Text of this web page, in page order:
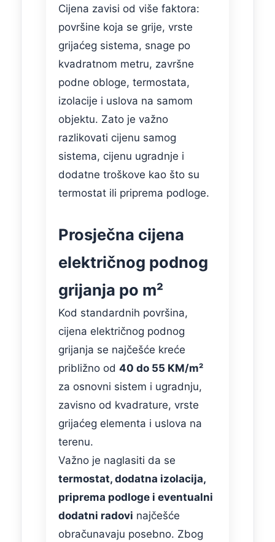
Cijena zavisi od više faktora:
površine koja se grije, vrste
grijaćeg sistema, snage po
kvadratnom metru, završne
podne obloge, termostata,
izolacije i uslova na samom
objektu. Zato je važno
razlikovati cijenu samog
sistema, cijenu ugradnje i
dodatne troškove kao što su
termostat ili priprema podloge.
Prosječna cijena
električnog podnog
grijanja po m²
Kod standardnih površina,
cijena električnog podnog
grijanja se najčešće kreće
približno od 40 do 55 KM/m²
za osnovni sistem i ugradnju,
zavisno od kvadrature, vrste
grijaćeg elementa i uslova na
terenu.
Važno je naglasiti da se
termostat, dodatna izolacija,
priprema podloge i eventualni
dodatni radovi najčešće
obračunavaju posebno. Zbog